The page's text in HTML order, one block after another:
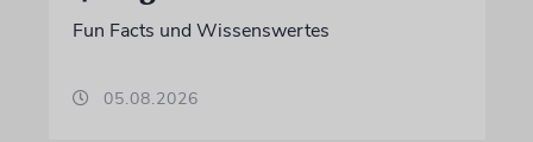
Fun Facts und Wissenswertes
05.08.2026